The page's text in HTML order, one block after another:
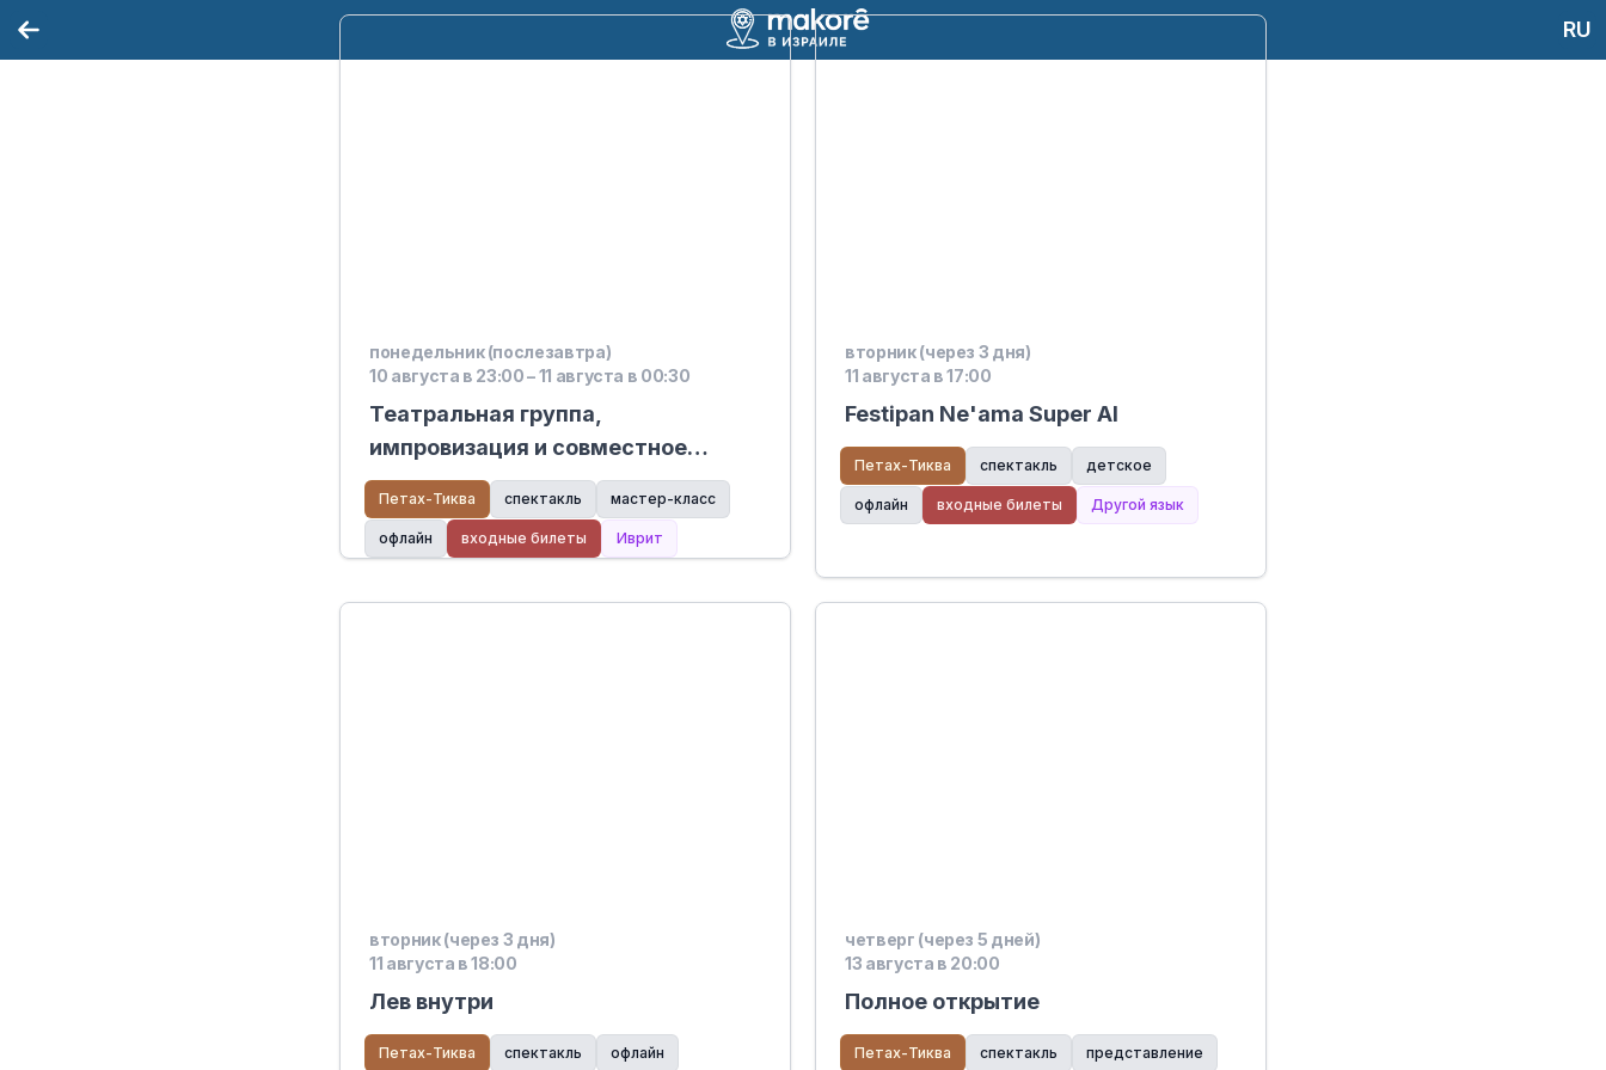
RU
понедельник (послезавтра)
10 августа в 23:00 – 11 августа в 00:30
Театральная группа,
импровизация и совместное
творчество для мам — вечер
открытых дверей | Хадар Ганим,
Хадар ХаМошавот
Петах-Тиква спектакль мастер-класс
офлайн входные билеты Иврит
вторник (через 3 дня)
11 августа в 17:00
Festipan Ne'ama Super Al
Петах-Тиква спектакль детское
офлайн входные билеты Другой язык
вторник (через 3 дня)
11 августа в 18:00
Лев внутри
Петах-Тиква спектакль офлайн
четверг (через 5 дней)
13 августа в 20:00
Полное открытие
Петах-Тиква спектакль представление